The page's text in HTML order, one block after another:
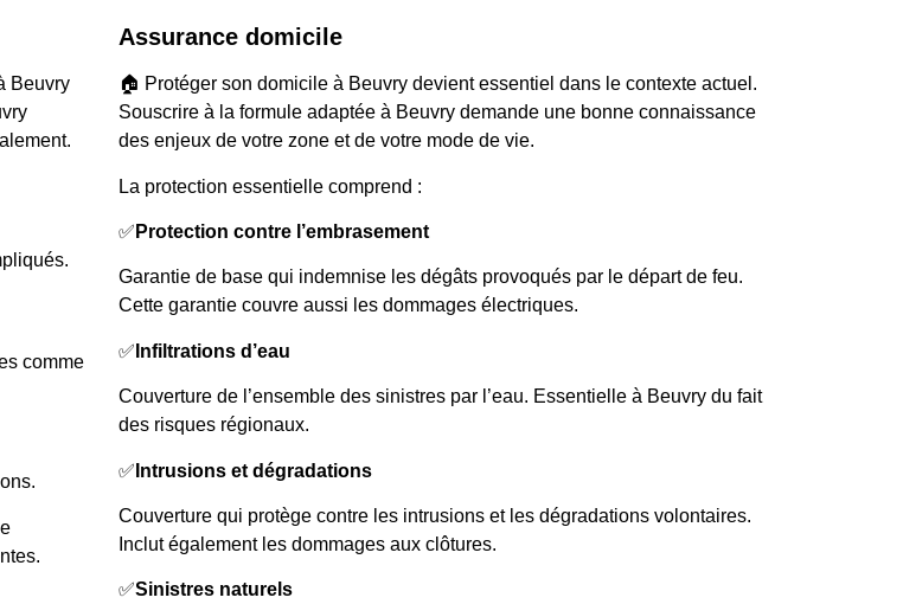
Beuvry
comme
Assurance domicile
🏠 Protéger son domicile à Beuvry devient essentiel dans le contexte actuel.
Souscrire à la formule adaptée à Beuvry demande une bonne connaissance
des enjeux de votre zone et de votre mode de vie.
La protection essentielle comprend :
✅ Protection contre l’embrasement
Garantie de base qui indemnise les dégâts provoqués par le départ de feu.
Cette garantie couvre aussi les dommages électriques.
✅ Infiltrations d’eau
Couverture de l’ensemble des sinistres par l’eau. Essentielle à Beuvry du fait
des risques régionaux.
✅ Intrusions et dégradations
Couverture qui protège contre les intrusions et les dégradations volontaires.
Inclut également les dommages aux clôtures.
✅Sinistres naturels